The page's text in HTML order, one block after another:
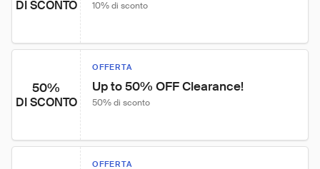
DI SCONTO 10% di sconto
50%
DI SCONTO
OFFERTA
Up to 50% OFF Clearance!
50% di sconto
OFFERTA